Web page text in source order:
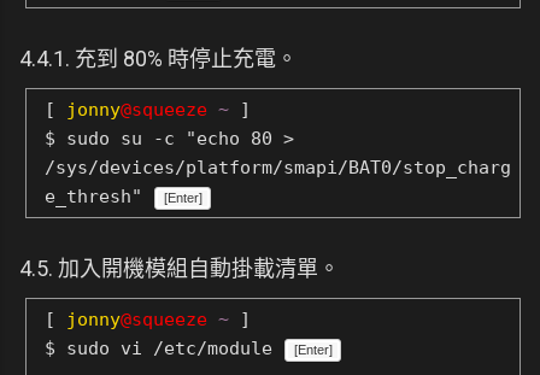
4.4.1. 充到 80% 時停止充電。
[ jonny@squeeze ~ ]
$ sudo su -c "echo 80 >
/sys/devices/platform/smapi/BAT0/stop_charg
e_thresh"
[Enter]
4.5. 加入開機模組自動掛載清單。
[ jonny@squeeze ~ ]
$ sudo vi /etc/module
[Enter]